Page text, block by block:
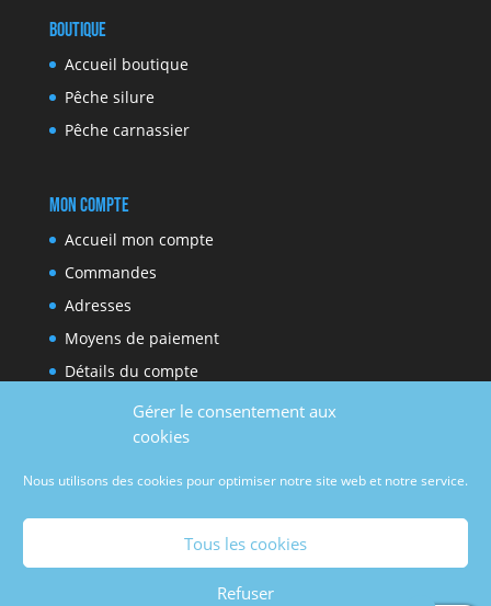
Gérer le consentement aux
cookies
Nous utilisons des cookies pour optimiser notre site web et notre service.
Tous les cookies
Refuser
Boutique
Accueil boutique
Pêche silure
Pêche carnassier
Mon compte
Accueil mon compte
Commandes
Adresses
Moyens de paiement
Détails du compte
Réseaux sociaux
Facebook Youtube